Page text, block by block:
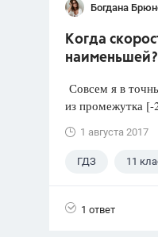
Богдана
Когда
Совсем я в
из промежутка [-
1 августа 2017
ГДЗ 11
1 ответ